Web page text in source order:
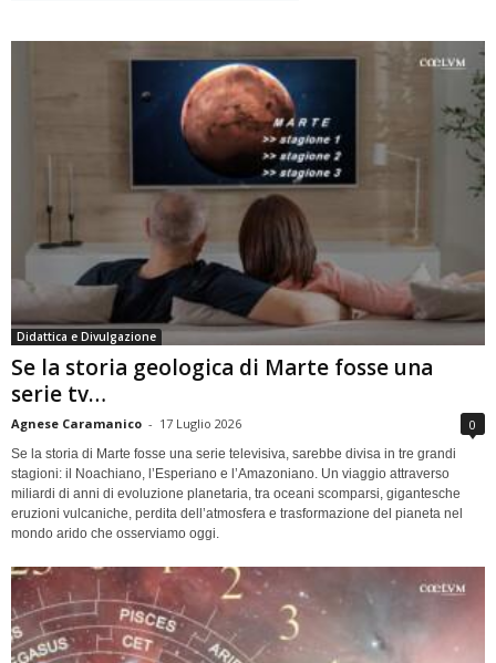
Didattica e Divulgazione
Se la storia geologica di Marte fosse una
serie tv…
Agnese Caramanico - 17 Luglio 2026 0
Se la storia di Marte fosse una serie televisiva, sarebbe divisa in tre grandi
stagioni: il Noachiano, l’Esperiano e l’Amazoniano. Un viaggio attraverso
miliardi di anni di evoluzione planetaria, tra oceani scomparsi, gigantesche
eruzioni vulcaniche, perdita dell’atmosfera e trasformazione del pianeta nel
mondo arido che osserviamo oggi.